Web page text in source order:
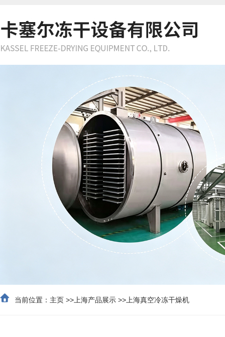
当前位置： 主页 >> 上海产品展示 >> 上海真空冷冻干燥机